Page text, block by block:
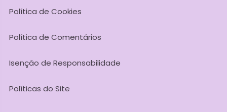
Política de Cookies
Política de Comentários
Isenção de Responsabilidade
Políticas do Site